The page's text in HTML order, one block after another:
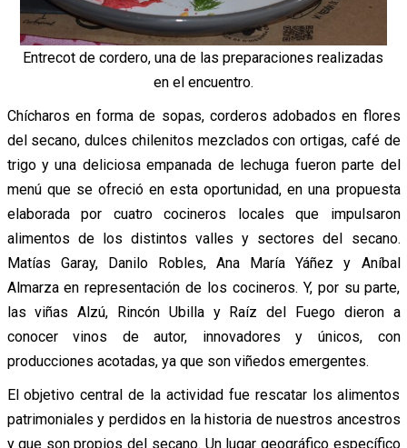
Entrecot de cordero, una de las preparaciones realizadas
en el encuentro.
Chícharos en forma de sopas, corderos adobados en flores
del secano, dulces chilenitos mezclados con ortigas, café de
trigo y una deliciosa empanada de lechuga fueron parte del
menú que se ofreció en esta oportunidad, en una propuesta
elaborada por cuatro cocineros locales que impulsaron
alimentos de los distintos valles y sectores del secano.
Matías Garay, Danilo Robles, Ana María Yáñez y Aníbal
Almarza en representación de los cocineros. Y, por su parte,
las viñas Alzú, Rincón Ubilla y Raíz del Fuego dieron a
conocer vinos de autor, innovadores y únicos, con
producciones acotadas, ya que son viñedos emergentes.
El objetivo central de la actividad fue rescatar los alimentos
patrimoniales y perdidos en la historia de nuestros ancestros
y que son propios del secano. Un lugar geográfico específico